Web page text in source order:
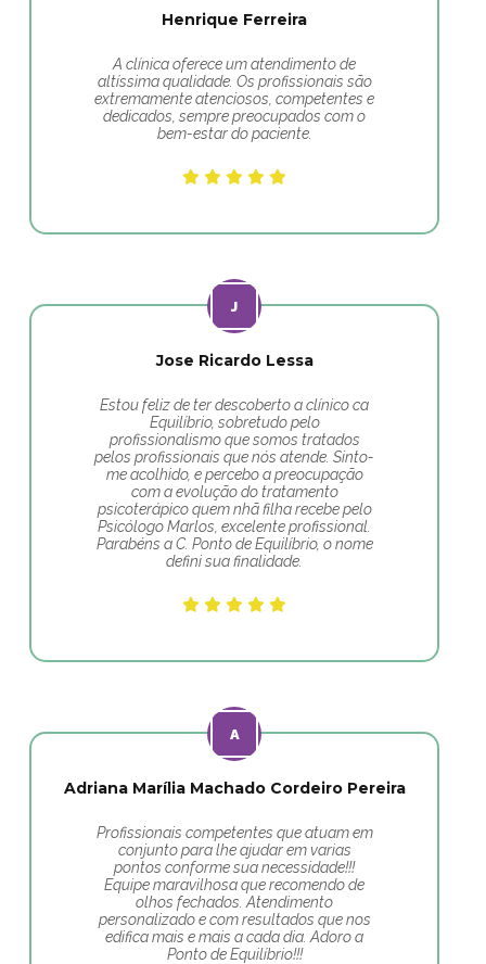
Henrique Ferreira
A clínica oferece um atendimento de
altíssima qualidade. Os profissionais são
extremamente atenciosos, competentes e
dedicados, sempre preocupados com o
bem-estar do paciente.
Jose Ricardo Lessa
Estou feliz de ter descoberto a clínico ca
Equilíbrio, sobretudo pelo
profissionalismo que somos tratados
pelos profissionais que nós atende. Sinto-
me acolhido, e percebo a preocupação
com a evolução do tratamento
psicoterápico quem nhã filha recebe pelo
Psicólogo Marlos, excelente profissional.
Parabéns a C. Ponto de Equilíbrio, o nome
defini sua finalidade.
Adriana Marília Machado Cordeiro Pereira
Profissionais competentes que atuam em
conjunto para lhe ajudar em varias
pontos conforme sua necessidade!!!
Equipe maravilhosa que recomendo de
olhos fechados. Atendimento
personalizado e com resultados que nos
edifica mais e mais a cada dia. Adoro a
Ponto de Equilíbrio!!!